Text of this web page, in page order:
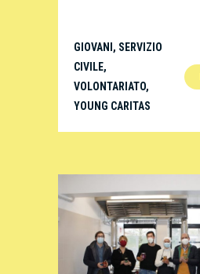
GIOVANI , SERVIZIO
CIVILE,
VOLONTARIATO,
YOUNG CARITAS